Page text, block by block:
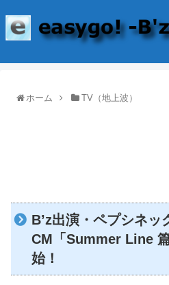
ホーム TV（地上波）
B’z出演・ペプシネッ
CM「Summer Line
始！